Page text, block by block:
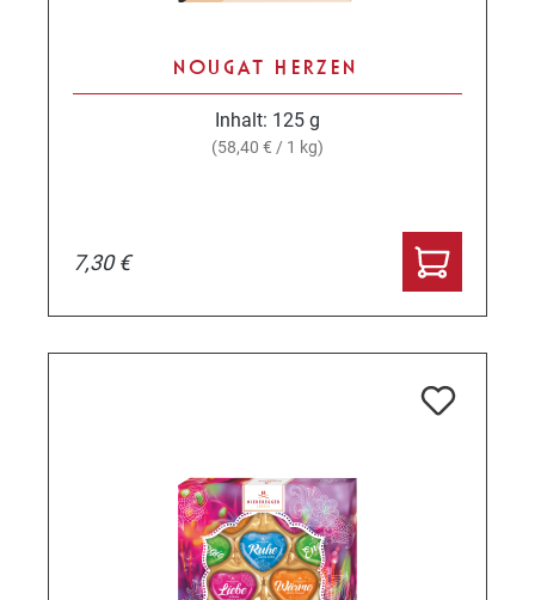
NOUGAT HERZEN
Inhalt: 125 g
(58,40 € / 1 kg)
7,30 €